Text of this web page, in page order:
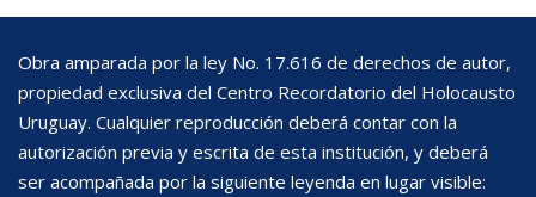
Obra amparada por la ley No. 17.616 de derechos de autor,
propiedad exclusiva del Centro Recordatorio del Holocausto
Uruguay. Cualquier reproducción deberá contar con la
autorización previa y escrita de esta institución, y deberá
ser acompañada por la siguiente leyenda en lugar visible: